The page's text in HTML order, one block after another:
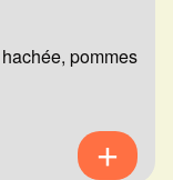
pommes